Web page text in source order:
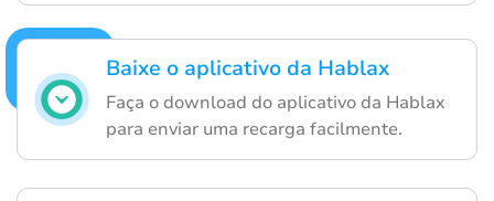
Baixe o aplicativo da Hablax
Faça o download do aplicativo da Hablax
para enviar uma recarga facilmente.